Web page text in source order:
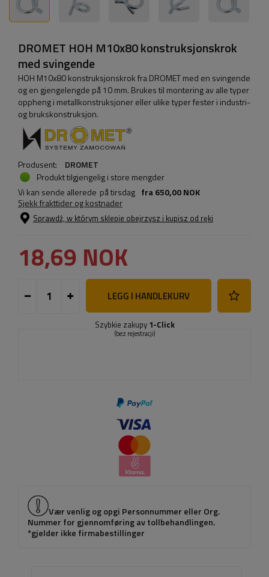
DROMET HOH M10x80 konstruksjonskrok
med svingende
HOH M10x80 konstruksjonskrok fra DROMET med en svingende
og en gjengelengde på 10 mm. Brukes til montering av alle typer
oppheng i metallkonstruksjoner eller ulike typer fester i industri-
og brukskonstruksjon.
Produsent:
DROMET
Produkt tilgjengelig i store mengder
Vi kan sende allerede på tirsdag fra650,00 NOK
Sjekk frakttider og kostnader
Sprawdź, w którym sklepie obejrzysz i kupisz od ręki
18,69 NOK
LEGG I HANDLEKURV
Szybkie zakupy 1-Click
(bez rejestracji)
Vær venlig og opgi Personnummer eller Org.
Nummer for gjennomføring av tollbehandlingen.
*gjelder ikke firmabestillinger